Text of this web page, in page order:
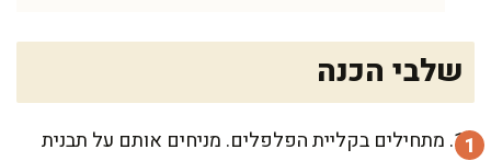
שלבי הכנה
מתחילים בקליית הפלפלים. מניחים אותם על תבנית